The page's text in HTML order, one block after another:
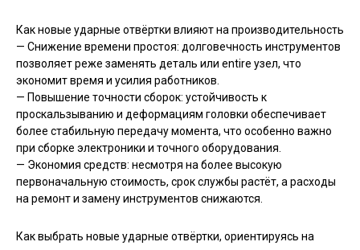
Как новые ударные отвёртки влияют на производительность
— Снижение времени простоя: долговечность инструментов
позволяет реже заменять деталь или entire узел, что
экономит время и усилия работников.
— Повышение точности сборок: устойчивость к
проскальзыванию и деформациям головки обеспечивает
более стабильную передачу момента, что особенно важно
при сборке электроники и точного оборудования.
— Экономия средств: несмотря на более высокую
первоначальную стоимость, срок службы растёт, а расходы
на ремонт и замену инструментов снижаются.
Как выбрать новые ударные отвёртки, ориентируясь на